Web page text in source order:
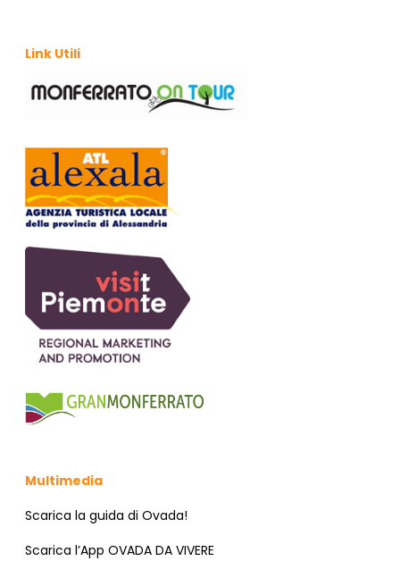
Link Utili
Multimedia
Scarica la guida di Ovada!
Scarica l’App OVADA DA VIVERE